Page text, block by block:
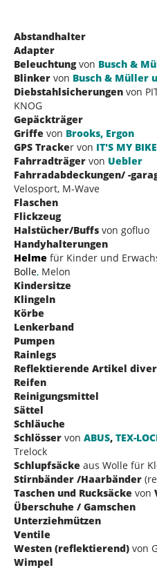
Abstandhalter
Adapter
Beleuchtungvon Busch &
Blinker von Busch & Müller
Diebstahlsicherungen von
KNOG
Gepäckträger
Griffe von Brooks, Ergon
GPS Tracker von IT'S MY BIKE
Fahrradträger von Uebler
Fahrradabdeckungen/ -
Velosport, M-Wave
Flaschen
Flickzeug
Halstücher/Buffs von gofluo
Handyhalterungen
Helme für Kinder und
Bolle, Melon
Kindersitze
Klingeln
Körbe
Lenkerband
Pumpen
Rainlegs
Reflektierende Artikel
Reifen
Reinigungsmittel
Sättel
Schläuche
Schlösser von ABUS, TEX-
Trelock
Schlupfsäcke aus Wolle für
Stirnbänder /Haarbänder
Taschen und Rucksäcke von
Überschuhe / Gamschen
Unterziehmützen
Ventile
Westen (reflektierend) von
Wimpel